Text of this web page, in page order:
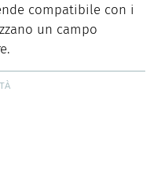
compatibile con i
un campo